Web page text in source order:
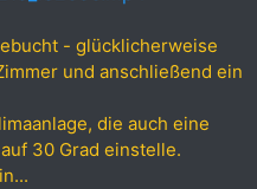
- glücklicherweise
und anschließend ein
die auch eine
30 Grad einstelle.